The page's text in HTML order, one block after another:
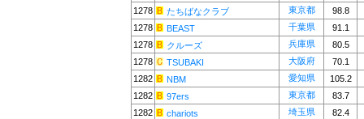
1278
たちばなクラブ 東京都
98.8
1278
BEAST 千葉県
91.1
1278
クルーズ 兵庫県
80.5
1278
TSUBAKI 大阪府
70.1
1282
NBM 愛知県
105.2
1282
97ers 東京都
83.7
1282
chariots 埼玉県
82.4